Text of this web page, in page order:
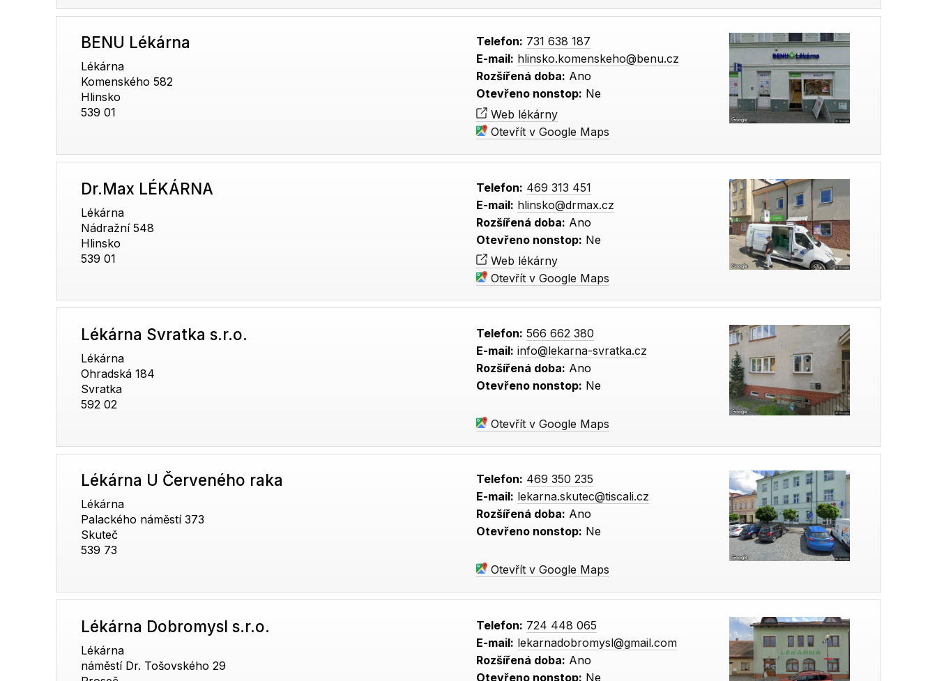
BENU Lékárna
Lékárna
Komenského 582
Hlinsko
539 01
Telefon: 731 638 187
E-mail: hlinsko.komenskeho@benu.cz
Rozšířená doba: Ano
Otevřeno nonstop: Ne
Web lékárny
Otevřít v Google Maps
Dr.Max LÉKÁRNA
Lékárna
Nádražní 548
Hlinsko
539 01
Telefon: 469 313 451
E-mail: hlinsko@drmax.cz
Rozšířená doba: Ano
Otevřeno nonstop: Ne
Web lékárny
Otevřít v Google Maps
Lékárna Svratka s.r.o.
Lékárna
Ohradská 184
Svratka
592 02
Telefon: 566 662 380
E-mail: info@lekarna-svratka.cz
Rozšířená doba: Ano
Otevřeno nonstop: Ne
Otevřít v Google Maps
Lékárna U Červeného raka
Lékárna
Palackého náměstí 373
Skuteč
539 73
Telefon: 469 350 235
E-mail: lekarna.skutec@tiscali.cz
Rozšířená doba: Ano
Otevřeno nonstop: Ne
Otevřít v Google Maps
Lékárna Dobromysl s.r.o.
Lékárna
náměstí Dr. Tošovského 29
Telefon: 724 448 065
E-mail: lekarnadobromysl@gmail.com
Rozšířená doba: Ano
Otevřeno nonstop: Ne